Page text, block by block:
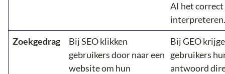
AI het correct
interpreteren.
Zoekgedrag
Bij SEO klikken
gebruikers door naar een
website om hun
Bij GEO
gebruikers
antwoord